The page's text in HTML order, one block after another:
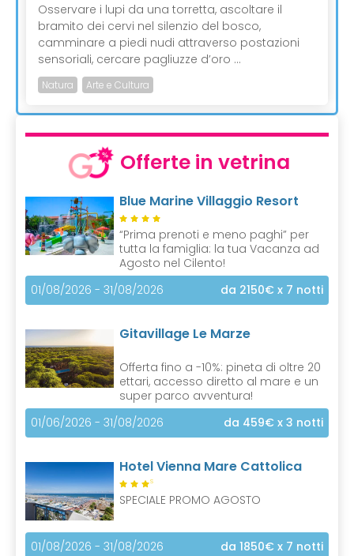
Osservare i lupi da una torretta, ascoltare il
bramito dei cervi nel silenzio del bosco,
camminare a piedi nudi attraverso postazioni
sensoriali, cercare pagliuzze d’oro ...
Natura Arte e Cultura
Offerte in vetrina
Blue Marine Villaggio Resort
“Prima prenoti e meno paghi” per
tutta la famiglia: la tua Vacanza ad
Agosto nel Cilento!
01/08/2026 - 31/08/2026
da 2150€ x 7 notti
Gitavillage Le Marze
Offerta fino a -10%: pineta di oltre 20
ettari, accesso diretto al mare e un
super parco avventura!
01/06/2026 - 31/08/2026
da 459€ x 3 notti
Hotel Vienna Mare Cattolica
S
SPECIALE PROMO AGOSTO
01/08/2026 - 31/08/2026 da 1850€ x 7 notti